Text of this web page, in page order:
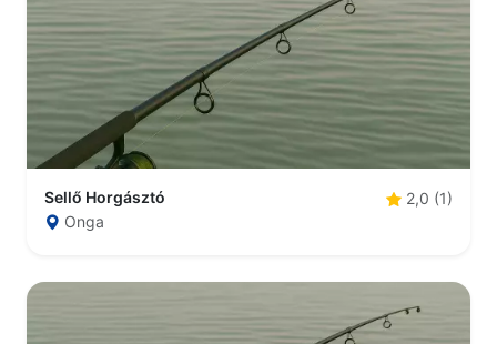
Sellő Horgásztó
2,0 (1)
Onga